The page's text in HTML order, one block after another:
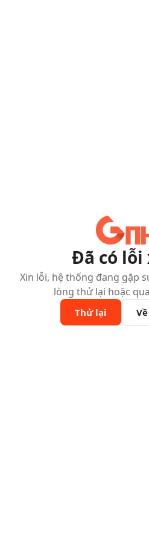
Đã có lỗi
Xin lỗi, hệ thống đang gặp
lòng thử lại hoặc
Thử lại